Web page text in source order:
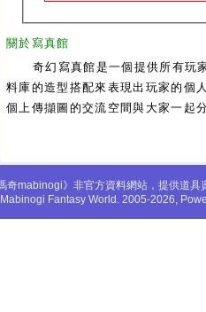
關於寫真館
奇幻寫真館是一個提供所有玩
料庫的造型搭配來表現出玩家的個
個上傳擷圖的交流空間與大家一起
奇mabinogi》非官方資料網站，提供道
Fantasy World. 2005-2026,